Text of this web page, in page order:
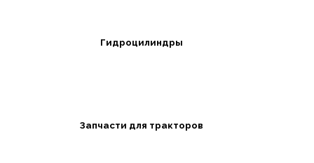
Гидроцилиндры
Запчасти для тракторов